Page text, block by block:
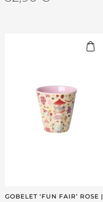
GOBELET ‘FUN FAIR’ ROSE |